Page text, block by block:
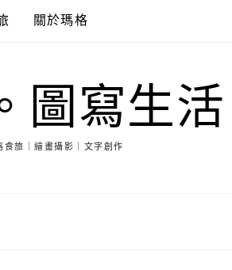
關於瑪格
圖寫生活
食旅｜繪畫攝影｜文字創作